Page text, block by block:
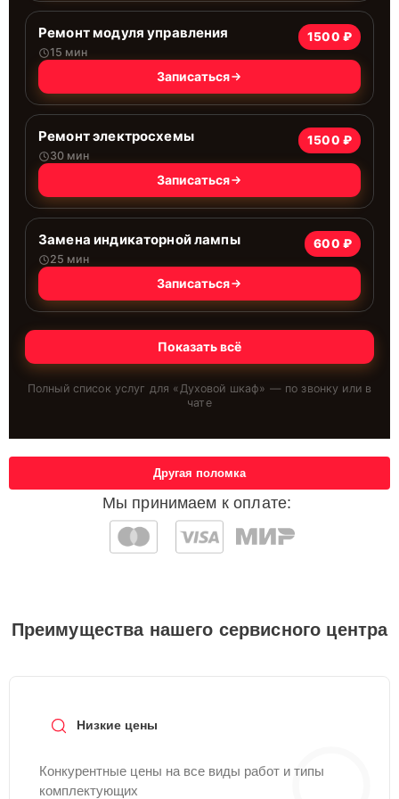
Ремонт модуля управления
15 мин
1500 ₽
Записаться
Ремонт электросхемы
30 мин
1500 ₽
Записаться
Замена индикаторной лампы
25 мин
600 ₽
Записаться
Показать всё
Полный список услуг для «Духовой шкаф» — по звонку или в
чате
Мы принимаем к оплате:
Другая поломка
Преимущества нашего сервисного центра
Низкие цены
Конкурентные цены на все виды работ и типы
комплектующих